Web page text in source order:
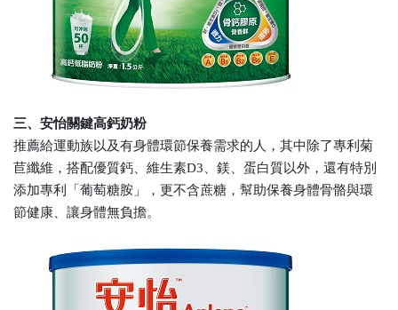
三、安怡關鍵高鈣奶粉
推薦給運動族以及有身體環節保養需求的人，其中除了專利菊
苣纖維，搭配優質鈣、維生素D3、鎂、蛋白質以外，還有特別
添加專利「葡萄糖胺」，更不含蔗糖，幫助保養身體骨骼與環
節健康、讓身體無負擔。